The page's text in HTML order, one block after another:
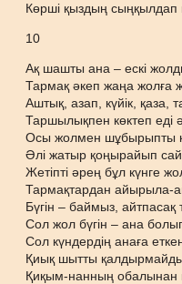
Көрші қыздың сыңқылдап
10
Ақ шашты ана – ескі
Тармақ әкеп жаңа жолға
Аштық, азап, күйік, қаза,
Таршылықпен көктеп еді
Осы жолмен шұбырыпты
Әлі жатыр қоңырайып
Жетіпті әрең бұл күнге
Тармақтардан айырыла-
Бүгін – баймыз, айтпасақ
Сол жол бүгін – ана болып
Сол күндердің анаға
Қиық шытты қалдырмайды
Қиқым-нанның обалынан